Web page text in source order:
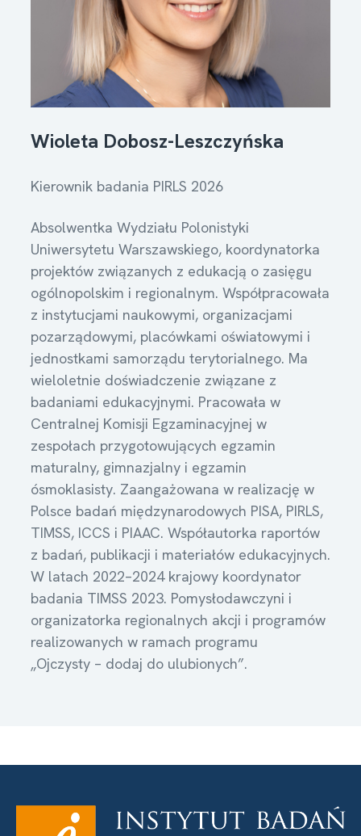
Wioleta Dobosz-Leszczyńska
Kierownik badania PIRLS 2026
Absolwentka Wydziału Polonistyki
Uniwersytetu Warszawskiego, koordynatorka
projektów związanych z edukacją o zasięgu
ogólnopolskim i regionalnym. Współpracowała
z instytucjami naukowymi, organizacjami
pozarządowymi, placówkami oświatowymi i
jednostkami samorządu terytorialnego. Ma
wieloletnie doświadczenie związane z
badaniami edukacyjnymi. Pracowała w
Centralnej Komisji Egzaminacyjnej w
zespołach przygotowujących egzamin
maturalny, gimnazjalny i egzamin
ósmoklasisty. Zaangażowana w realizację w
Polsce badań międzynarodowych PISA, PIRLS,
TIMSS, ICCS i PIAAC. Współautorka raportów
z badań, publikacji i materiałów edukacyjnych.
W latach 2022–2024 krajowy koordynator
badania TIMSS 2023. Pomysłodawczyni i
organizatorka regionalnych akcji i programów
realizowanych w ramach programu
„Ojczysty – dodaj do ulubionych”.